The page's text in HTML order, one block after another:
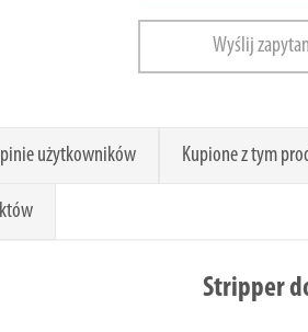
Wyślij
użytkowników Kupione z tym
Stripper